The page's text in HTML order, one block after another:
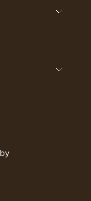
автоматов